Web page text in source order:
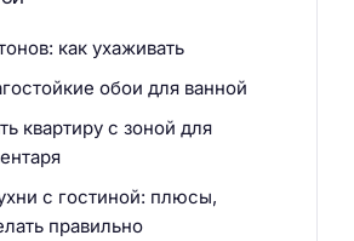
как ухаживать
обои для ванной
квартиру с зоной для
с гостиной: плюсы,
правильно